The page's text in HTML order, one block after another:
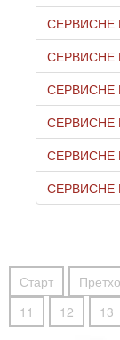
СЕРВИСНЕ
СЕРВИСНЕ
СЕРВИСНЕ
СЕРВИСНЕ
СЕРВИСНЕ
СЕРВИСНЕ
Старт
11
12 13